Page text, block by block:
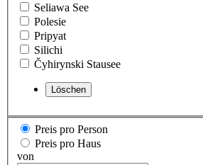
Seliawa See
Polesie
Pripyat
Silichi
Čyhirynski Stausee
Preis pro Person
Preis pro Haus
von